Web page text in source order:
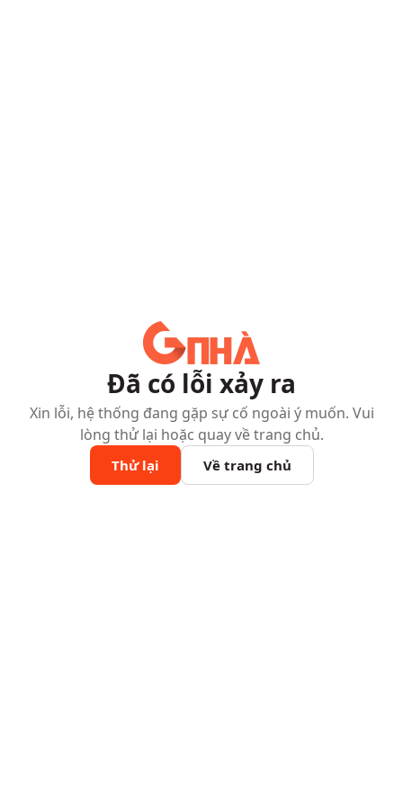
Đã có lỗi xảy ra
Xin lỗi, hệ thống đang gặp sự cố ngoài ý muốn. Vui
lòng thử lại hoặc quay về trang chủ.
Thử lại Về trang chủ